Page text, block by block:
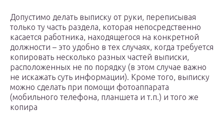
Допустимо делать выписку от руки, переписывая
только ту часть раздела, которая непосредственно
касается работника, находящегося на конкретной
должности – это удобно в тех случаях, когда требуется
копировать несколько разных частей выписки,
расположенных не по порядку (в этом случае важно
не искажать суть информации). Кроме того, выписку
можно сделать при помощи фотоаппарата
(мобильного телефона, планшета и т.п.) и того же
копира